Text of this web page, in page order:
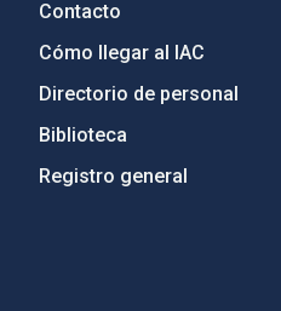
Contacto
Cómo llegar al IAC
Directorio de personal
Biblioteca
Registro general